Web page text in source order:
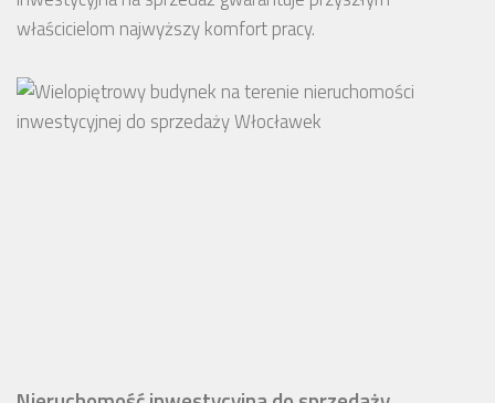
właścicielom najwyższy komfort pracy.